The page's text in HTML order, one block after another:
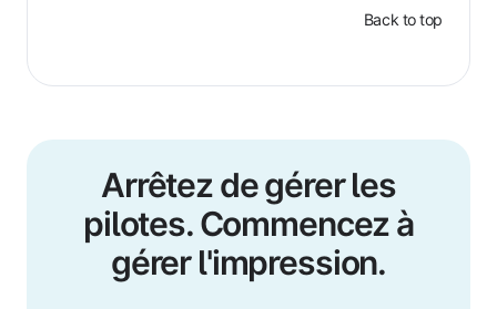
Back to top
Arrêtez de gérer les
pilotes. Commencez à
gérer l'impression.